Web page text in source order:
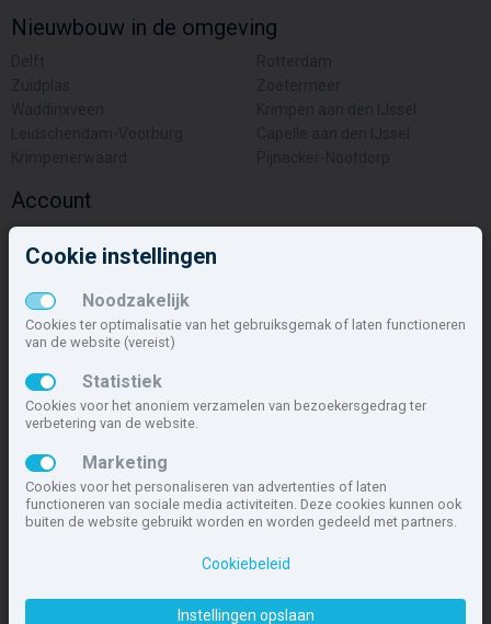
Nieuwbouw in de omgeving
Account
Inloggen
Inschrijven
Overige
Contact
Zakelijk
meer dan 85.466 nieuwbouwwoningen in 1.621 projecten de meest
complete nieuwbouwsite van Nederland.
Privacyverklaring & Cookiebeleid|Cookies instellen
Cookie instellingen
Noodzakelijk
Cookies ter optimalisatie van het gebruiksgemak of laten functioneren
van de website (vereist)
Statistiek
Cookies voor het anoniem verzamelen van bezoekersgedrag ter
verbetering van de website.
Marketing
Cookies voor het personaliseren van advertenties of laten
functioneren van sociale media activiteiten. Deze cookies kunnen ook
buiten de website gebruikt worden en worden gedeeld met partners.
Cookiebeleid
Instellingen opslaan